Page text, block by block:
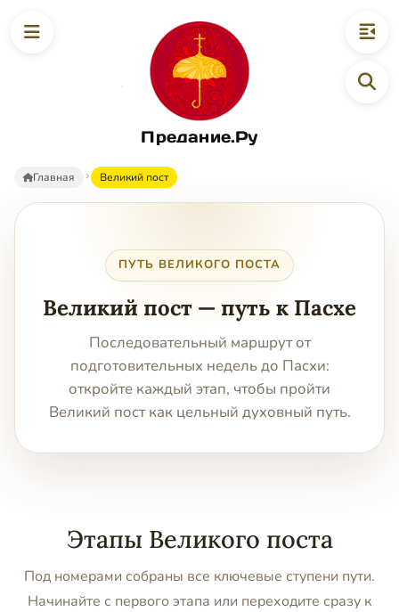
Предание.Ру
Главная Великий пост
ПУТЬ ВЕЛИКОГО ПОСТА
Великий пост — путь к Пасхе
Последовательный маршрут от
подготовительных недель до Пасхи:
откройте каждый этап, чтобы пройти
Великий пост как цельный духовный путь.
Этапы Великого поста
Под номерами собраны все ключевые ступени пути.
Начинайте с первого этапа или переходите сразу к